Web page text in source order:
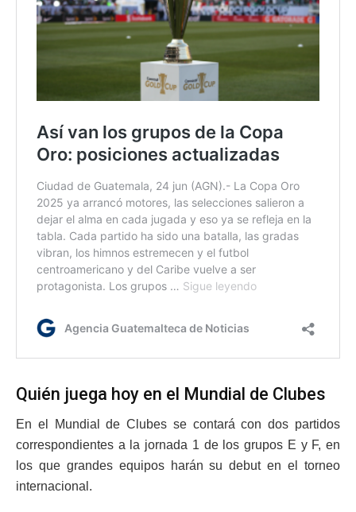
Quién juega hoy en el Mundial de Clubes
En el Mundial de Clubes se contará con dos partidos
correspondientes a la jornada 1 de los grupos E y F, en
los que grandes equipos harán su debut en el torneo
internacional.